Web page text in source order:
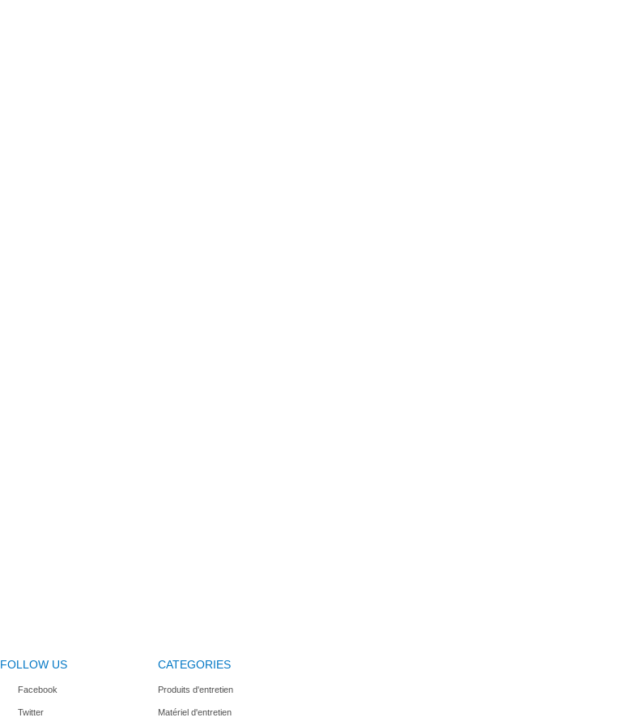
FOLLOW US
Facebook
Twitter
CATEGORIES
Produits d'entretien
Matériel d'entretien